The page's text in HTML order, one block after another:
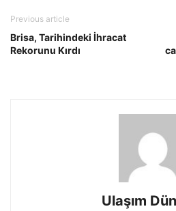
Previous article
Brisa, Tarihindeki İhracat
Rekorunu Kırdı
Ulaşım